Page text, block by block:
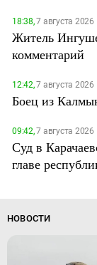
18:38,7 августа 2026
Житель
комментарий
12:42,7 августа 2026
Боец из
09:42,7 августа 2026
Суд в
главе
НОВОСТИ